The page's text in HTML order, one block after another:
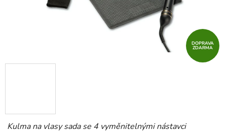
Kulma na vlasy sada se 4 vyměnitelnými nástavci
DOPRAVA
ZDARMA